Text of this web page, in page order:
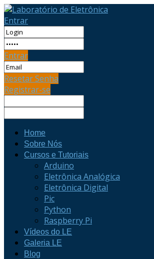
Entrar
Entrar
Resetar Senha
Registrar-se
Home
Sobre Nós
Cursos e Tutoriais
Arduino
Eletrônica Analógica
Eletrônica Digital
Pic
Python
Raspberry Pi
Vídeos do LE
Galeria LE
Blog